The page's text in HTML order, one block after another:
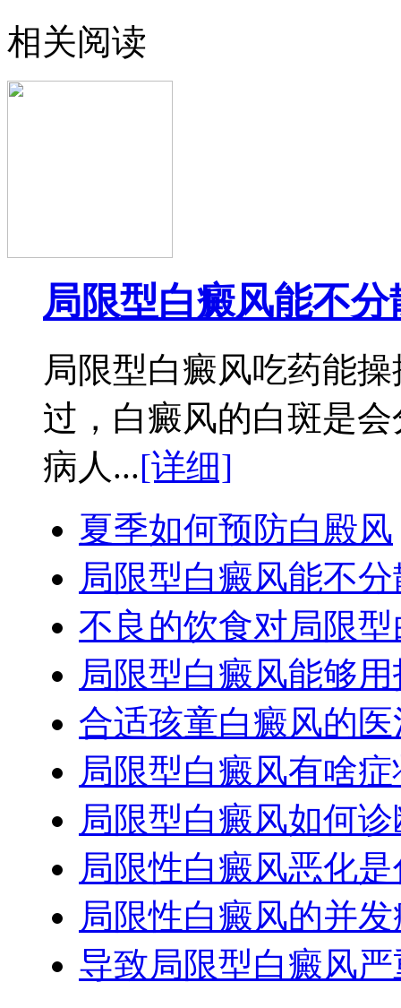
相关阅读
局限型白癜风能不分
局限型白癜风吃药能
过，白癜风的白斑是
病人...[详细]
夏季如何预防白殿风
局限型白癜风能不
不良的饮食对局限
局限型白癜风能够
合适孩童白癜风的
局限型白癜风有啥
局限型白癜风如何
局限性白癜风恶化
局限性白癜风的并
导致局限型白癜风